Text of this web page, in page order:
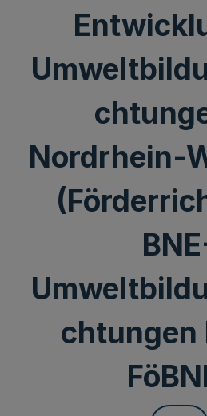
Nordrhein-
chtungen